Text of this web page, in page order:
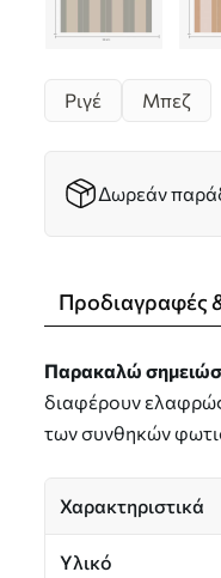
Ριγέ Μπεζ
Δωρεάν
Προδιαγραφές
Παρακαλώ
διαφέρουν
των συνθηκών
Χαρακτηριστικά
Υλικό